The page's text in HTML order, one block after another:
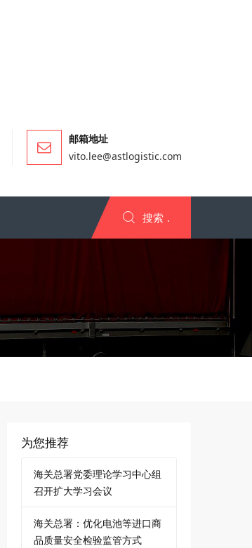
邮箱地址
vito.lee@astlogistic.com
搜索
为您推荐
海关总署党委理论学习中心组
召开扩大学习会议
海关总署：优化电池等进口商
品质量安全检验监管方式